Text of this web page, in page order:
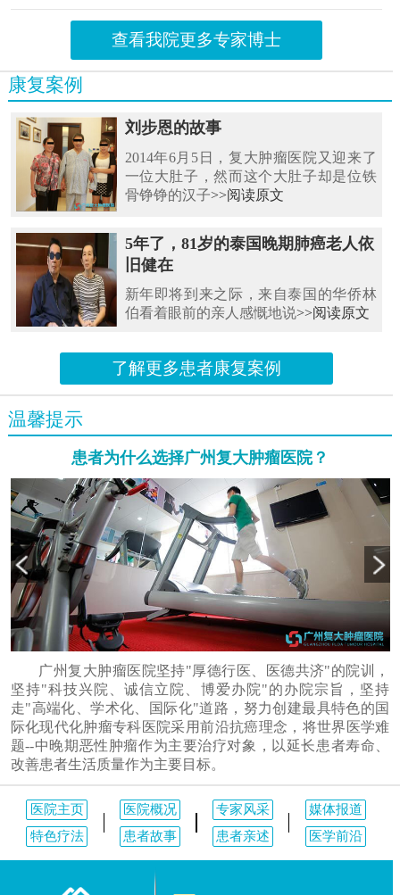
查看我院更多专家博士
康复案例
刘步恩的故事
2014年6月5日，复大肿瘤医院又迎来了
一位大肚子，然而这个大肚子却是位铁
骨铮铮的汉子>>阅读原文
5年了，81岁的泰国晚期肺癌老人依
旧健在
新年即将到来之际，来自泰国的华侨林
伯看着眼前的亲人感慨地说>>阅读原文
了解更多患者康复案例
温馨提示
患者为什么选择广州复大肿瘤医院？
广州复大肿瘤医院坚持"厚德行医、医德共济"的院训，
坚持"科技兴院、诚信立院、博爱办院"的办院宗旨，坚持
走"高端化、学术化、国际化"道路，努力创建最具特色的国
际化现代化肿瘤专科医院采用前沿抗癌理念，将世界医学难
题--中晚期恶性肿瘤作为主要治疗对象，以延长患者寿命、
改善患者生活质量作为主要目标。
医院主页 医院概况 专家风采
媒体报道
特色疗法
患者故事 患者亲述 医学前沿